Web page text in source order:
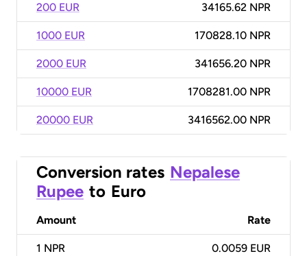
200 EUR 34165.62 NPR
1000 EUR 170828.10 NPR
2000 EUR 341656.20 NPR
10000 EUR 1708281.00 NPR
20000 EUR 3416562.00 NPR
Conversion rates Nepalese
Rupee to Euro
Amount Rate
1 NPR 0.0059 EUR